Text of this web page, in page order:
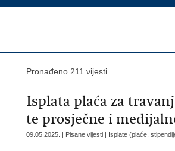
Pronađeno 211 vijesti.
Isplata plaća za
te prosječne i
09.05.2025. | Pisane vijesti | Isplate (plaće,